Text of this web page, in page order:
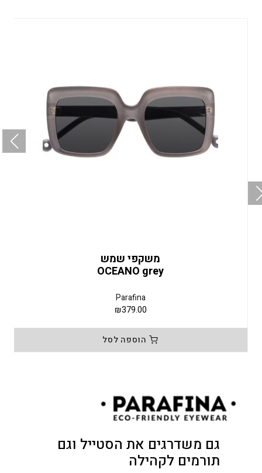
משקפי שמש
OCEANO grey
Parafina
₪379.00
הוספה לסל
גם משדרגים את הסטייל וגם
תורמים לקהילה